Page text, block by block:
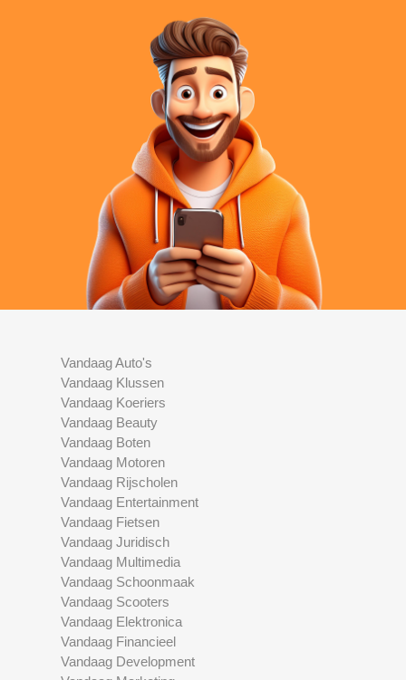
Vandaag Auto's
Vandaag Klussen
Vandaag Koeriers
Vandaag Beauty
Vandaag Boten
Vandaag Motoren
Vandaag Rijscholen
Vandaag Entertainment
Vandaag Fietsen
Vandaag Juridisch
Vandaag Multimedia
Vandaag Schoonmaak
Vandaag Scooters
Vandaag Elektronica
Vandaag Financieel
Vandaag Development